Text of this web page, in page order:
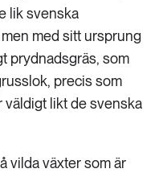
lik svenska
med sitt ursprung
prydnadsgräs, som
precis som
väldigt likt de svenska
vilda växter som är